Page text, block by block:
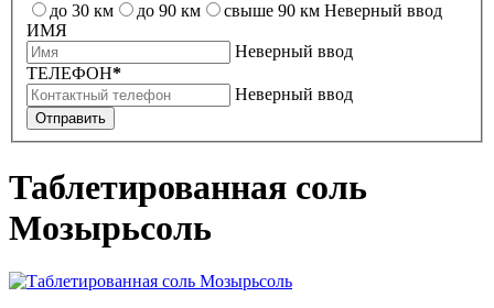
до 30 км
до 90 км свыше 90 км Неверный ввод
ИМЯ
Неверный ввод
ТЕЛЕФОН*
Неверный ввод
Отправить
Таблетированная соль
Мозырьсоль